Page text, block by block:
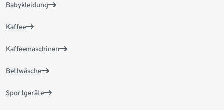
Babykleidung
Kaffee
Kaffeemaschinen
Bettwäsche
Sportgeräte